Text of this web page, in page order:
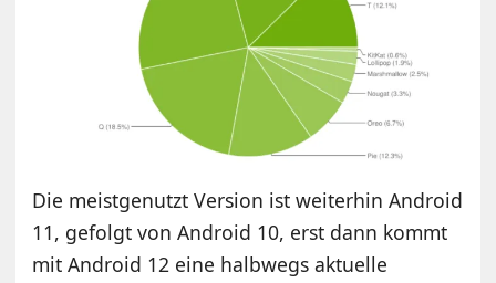
Die meistgenutzt Version ist weiterhin Android
11, gefolgt von Android 10, erst dann kommt
mit Android 12 eine halbwegs aktuelle